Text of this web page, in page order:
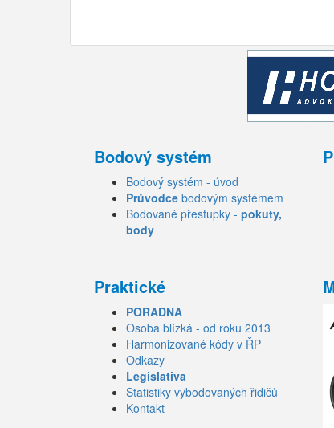
Bodový systém
Bodový systém - úvod
Průvodce bodovým systémem
Bodované přestupky - pokuty,
body
Praktické
PORADNA
Osoba blízká - od roku 2013
Harmonizované kódy v ŘP
Odkazy
Legislativa
Statistiky vybodovaných řidičů
Kontakt